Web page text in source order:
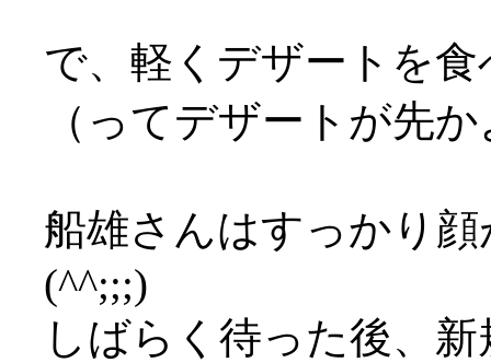
で、軽くデザートを
（ってデザートが先
船雄さんはすっかり
(^^;;;)
しばらく待った後、